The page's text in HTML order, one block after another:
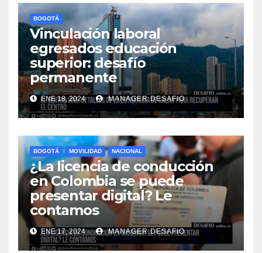
BOGOTÁ
Vinculación laboral
egresados educación
superior: desafío
permanente
ENE 18, 2024 MANAGER.DESAFIO
BOGOTÁ MOVILIDAD NACIONAL
¿La licencia de conducción
en Colombia se puede
presentar digital? Le
contamos
ENE 17, 2024 MANAGER.DESAFIO